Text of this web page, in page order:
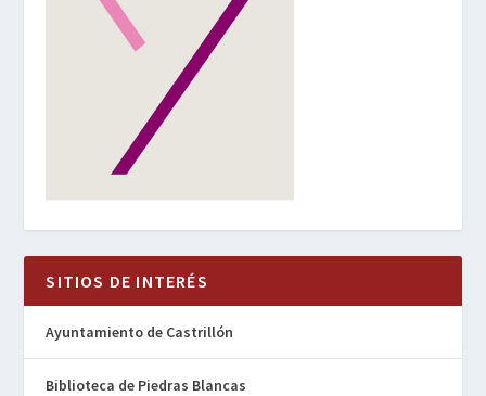
SITIOS DE INTERÉS
Ayuntamiento de Castrillón
Biblioteca de Piedras Blancas